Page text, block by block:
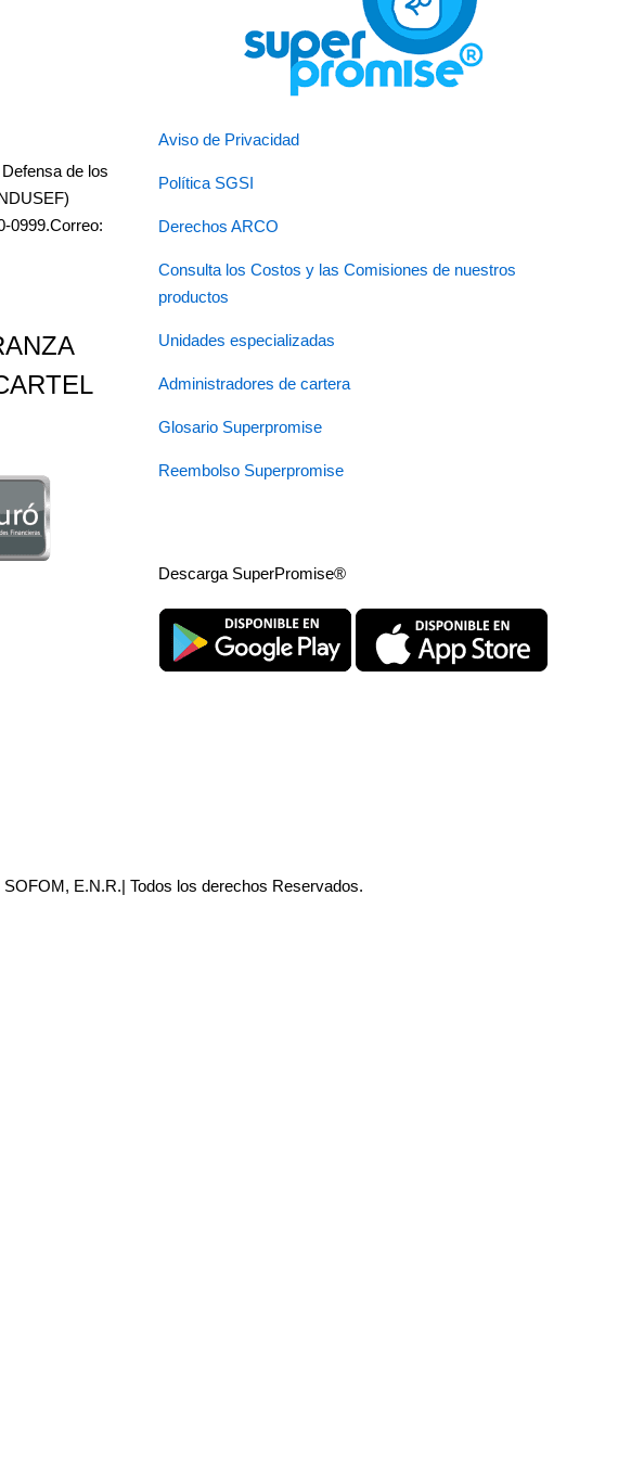
de los
0999.Correo:
Aviso de Privacidad
Política SGSI
Derechos ARCO
Consulta los Costos y las Comisiones de nuestros
productos
Unidades especializadas
Administradores de cartera
Glosario Superpromise
Reembolso Superpromise
Descarga SuperPromise®
E.N.R.| Todos los derechos Reservados.